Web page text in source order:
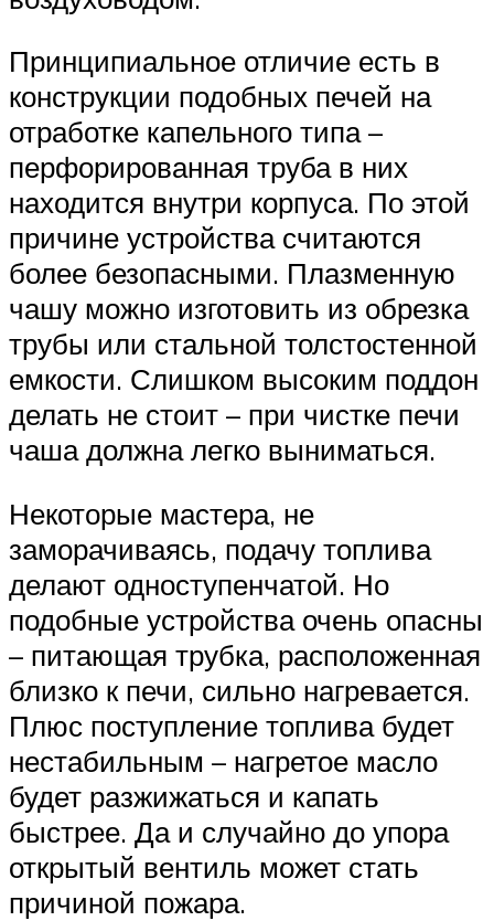
Принципиальное отличие есть в
конструкции подобных печей на
отработке капельного типа –
перфорированная труба в них
находится внутри корпуса. По этой
причине устройства считаются
более безопасными. Плазменную
чашу можно изготовить из обрезка
трубы или стальной толстостенной
емкости. Слишком высоким поддон
делать не стоит – при чистке печи
чаша должна легко выниматься.
Некоторые мастера, не
заморачиваясь, подачу топлива
делают одноступенчатой. Но
подобные устройства очень опасны
– питающая трубка, расположенная
близко к печи, сильно нагревается.
Плюс поступление топлива будет
нестабильным – нагретое масло
будет разжижаться и капать
быстрее. Да и случайно до упора
открытый вентиль может стать
причиной пожара.